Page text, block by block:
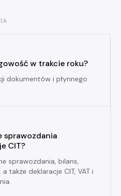
w trakcie roku?
dokumentów i płynnego
sprawozdania
CIT?
sprawozdania, bilans,
także deklaracje CIT, VAT i